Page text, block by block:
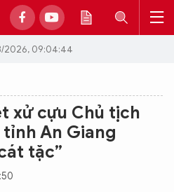
2026, 09:04:44
xử cựu Chủ tịch
An Giang
tặc”